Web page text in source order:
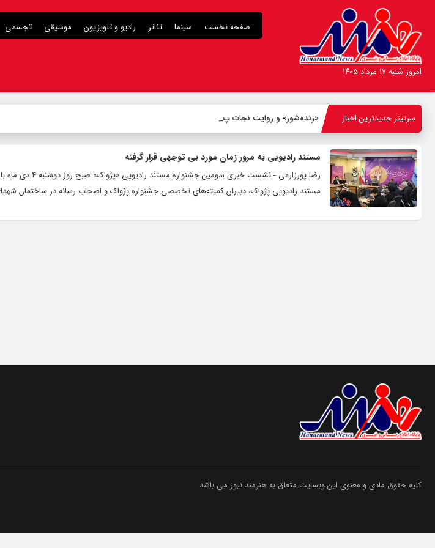
صفحه نخست سینما تئاتر رادیو و تلویزیون موسیقی تجسمی
امروز شنبه ۱۷ مرداد ۱۴۰۵
سرتیتر جدیدترین اخبار «زنده‌شور» و روایت نجات پنج ا
مستند رادیویی به مرور زمان مورد بی توجهی قرار گرفته
رضا پورزارعی - نشست
مستند رادیویی پژواک، دبیران کمیته‌های تخصصی جشنواره پژواک و اصحاب رسانه در ساختمان
کلیه حقوق مادی و معنوی این وبسایت متعلق به هنرمند نیوز می باشد